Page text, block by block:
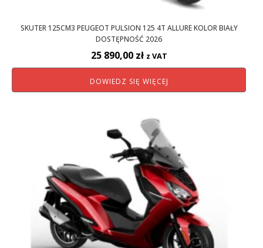
SKUTER 125CM3 PEUGEOT PULSION 125 4T ALLURE KOLOR BIAŁY
DOSTĘPNOŚĆ 2026
25 890,00 zł z VAT
DOWIEDZ SIĘ WIĘCEJ